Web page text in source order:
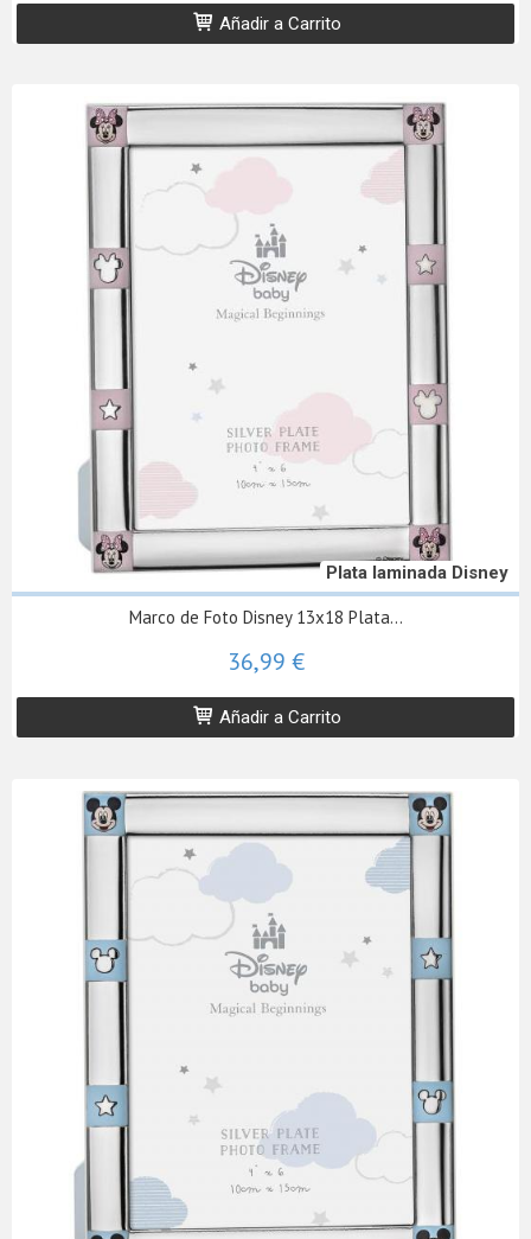
Añadir a Carrito
Plata laminada Disney
Marco de Foto Disney 13x18 Plata...
36,99 €
Añadir a Carrito